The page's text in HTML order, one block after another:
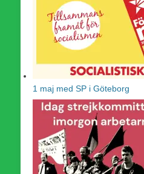
1 maj med SP i Göteborg